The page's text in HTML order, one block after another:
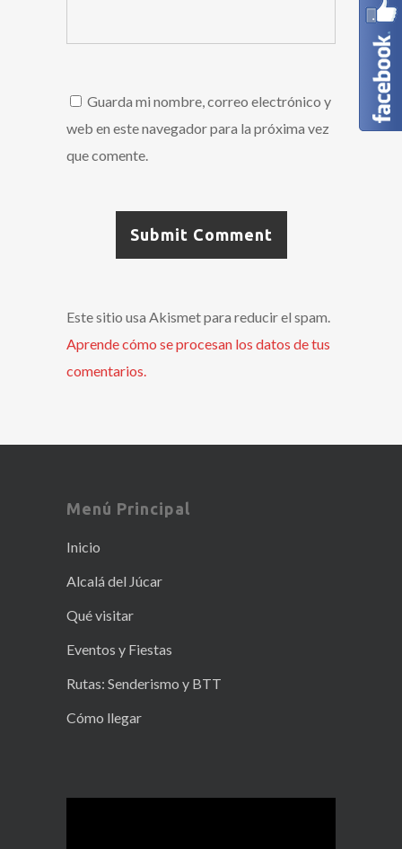
Guarda mi nombre, correo electrónico y
web en este navegador para la próxima vez
que comente.
Este sitio usa Akismet para reducir el spam.
Aprende cómo se procesan los datos de tus
comentarios.
Menú Principal
Inicio
Alcalá del Júcar
Qué visitar
Eventos y Fiestas
Rutas: Senderismo y BTT
Cómo llegar